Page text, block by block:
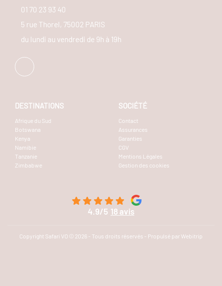
01 70 23 93 40
5 rue Thorel, 75002 PARIS
du lundi au vendredi de 9h à 19h
DESTINATIONS
Afrique du Sud
Botswana
Kenya
Namibie
Tanzanie
Zimbabwe
SOCIÉTÉ
Contact
Assurances
Garanties
CGV
Mentions Légales
Gestion des cookies
4.9/5 18 avis
Copyright Safari VO © 2026 - Tous droits réservés - Propulsé par Webitrip